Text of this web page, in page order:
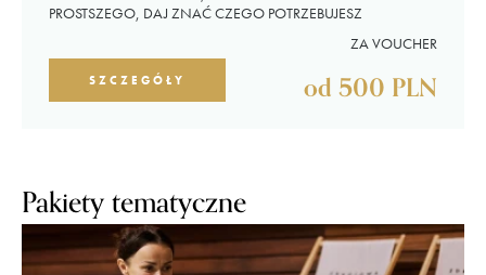
PROSTSZEGO, DAJ ZNAĆ CZEGO POTRZEBUJESZ
ZA VOUCHER
SZCZEGÓŁY od 500 PLN
Pakiety tematyczne